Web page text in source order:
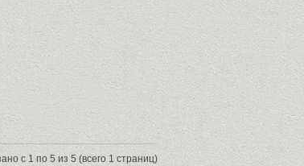
с 1 по 5 из 5 (всего 1 страниц)